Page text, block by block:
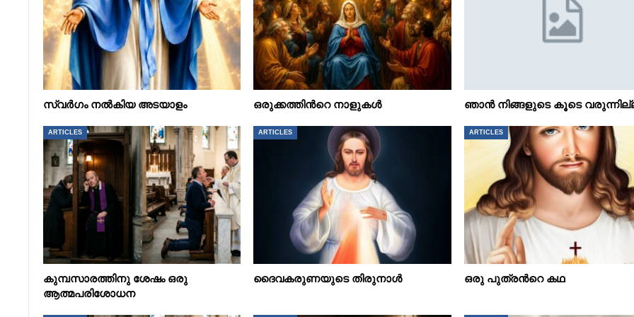
സ്വർഗം നൽകിയ അടയാളം ഒരുക്കത്തിൻറെ നാളുകൾ ഞാൻ നിങ്ങളുടെ കൂടെ
ARTICLES
കുമ്പസാരത്തിനു ശേഷം ഒരു
ആത്മപരിശോധന
ARTICLES
ദൈവകരുണയുടെ തിരുനാൾ
ARTICLES
ഒരു പുത്രൻറെ കഥ